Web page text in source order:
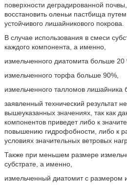
поверхности деградированной
восстановить оленьи пастбища
устойчивого лишайникового покрова.
В случае использования в смеси
каждого компонента, а именно,
измельченного диатомита больше 20
измельченного торфа больше 90%,
измельченного талломов лишайника
заявленный технический результат
вышеуказанных значениях, так как
компонентов приведет либо к
повышению гидрофобности, либо к
условиях значительных ветровых
Также при меньшем размере
субстрате, а именно,
измельченный диатомит с